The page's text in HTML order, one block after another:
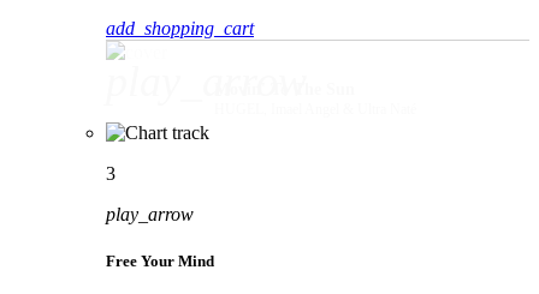
add_shopping_cart
3
play_arrow
Free Your Mind